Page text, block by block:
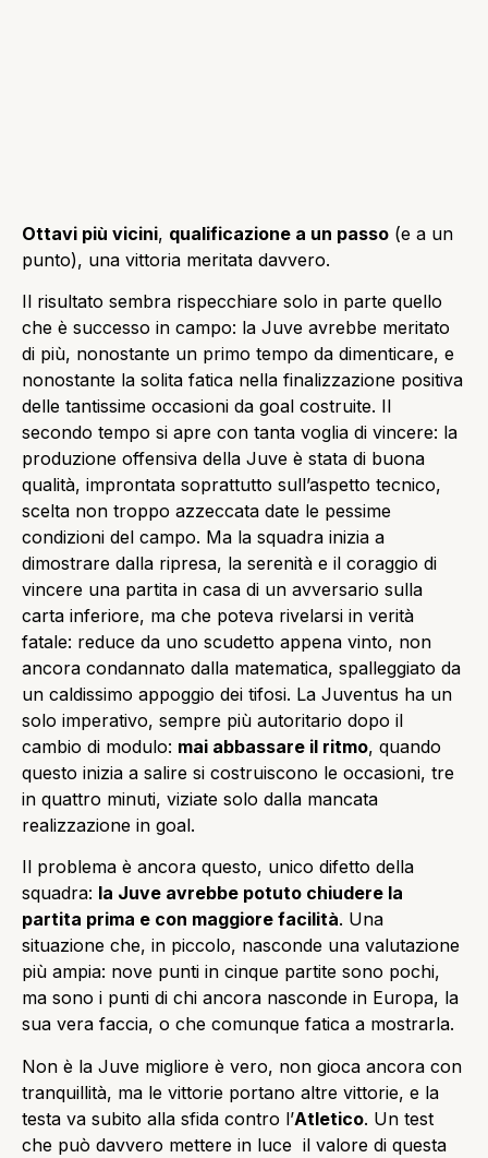
Ottavi più vicini, qualificazione a un passo (e a un
punto), una vittoria meritata davvero.
Il risultato sembra rispecchiare solo in parte quello
che è successo in campo: la Juve avrebbe meritato
di più, nonostante un primo tempo da dimenticare, e
nonostante la solita fatica nella finalizzazione positiva
delle tantissime occasioni da goal costruite. Il
secondo tempo si apre con tanta voglia di vincere: la
produzione offensiva della Juve è stata di buona
qualità, improntata soprattutto sull’aspetto tecnico,
scelta non troppo azzeccata date le pessime
condizioni del campo. Ma la squadra inizia a
dimostrare dalla ripresa, la serenità e il coraggio di
vincere una partita in casa di un avversario sulla
carta inferiore, ma che poteva rivelarsi in verità
fatale: reduce da uno scudetto appena vinto, non
ancora condannato dalla matematica, spalleggiato da
un caldissimo appoggio dei tifosi. La Juventus ha un
solo imperativo, sempre più autoritario dopo il
cambio di modulo: mai abbassare il ritmo, quando
questo inizia a salire si costruiscono le occasioni, tre
in quattro minuti, viziate solo dalla mancata
realizzazione in goal.
Il problema è ancora questo, unico difetto della
squadra: la Juve avrebbe potuto chiudere la
partita prima e con maggiore facilità. Una
situazione che, in piccolo, nasconde una valutazione
più ampia: nove punti in cinque partite sono pochi,
ma sono i punti di chi ancora nasconde in Europa, la
sua vera faccia, o che comunque fatica a mostrarla.
Non è la Juve migliore è vero, non gioca ancora con
tranquillità, ma le vittorie portano altre vittorie, e la
testa va subito alla sfida contro l’Atletico. Un test
che può davvero mettere in luce il valore di questa